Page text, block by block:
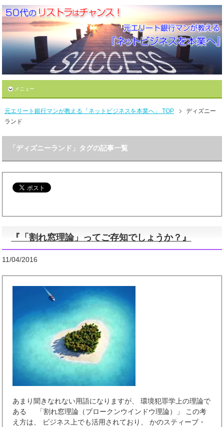
メニュー
元エリート銀行マンが教える「ネットビジネスを本業へ」 TOP
ディズニー
ランド
「ディズニーランド」タグの記事一覧
『「割れ窓理論」ってご存知でしょうか？』
11/04/2016
あまり聞きなれない用語になりますが、 環境犯罪学上の理論で
ある 「割れ窓理論（ブロークンウインドウ理論）」 この考
え方は、 ビジネス上でも活用されており、 かのスティーブ・